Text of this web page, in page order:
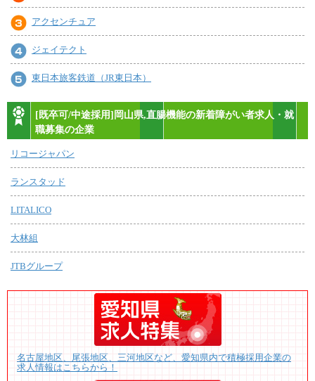
アクセンチュア
ジェイテクト
東日本旅客鉄道（JR東日本）
[既卒可/中途採用]岡山県,直腸機能の新着障がい者求人・就
職募集の企業
リコージャパン
ランスタッド
LITALICO
大林組
JTBグループ
名古屋地区、尾張地区、三河地区など、愛知県内で積極採用企業の
求人情報はこちらから！